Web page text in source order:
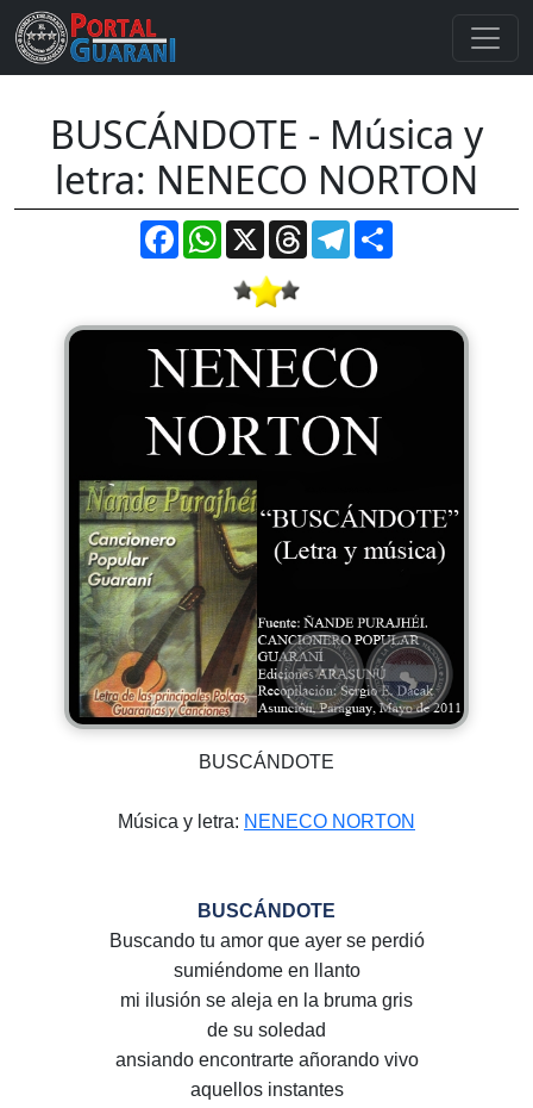
BUSCÁNDOTE - Música y
letra: NENECO NORTON
FacebookWhatsApp
X ThreadsTelegram
BUSCÁNDOTE
Música y letra: NENECO NORTON
BUSCÁNDOTE
Buscando tu amor que ayer se perdió
sumiéndome en llanto
mi ilusión se aleja en la bruma gris
de su soledad
ansiando encontrarte añorando vivo
aquellos instantes